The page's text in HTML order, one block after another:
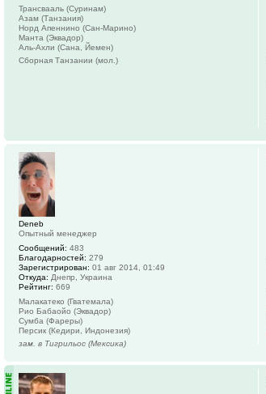
Трансвааль (Суринам)
Азам (Танзания)
Норд Апеннино (Сан-Марино)
Манта (Эквадор)
Аль-Ахли (Сана, Йемен)
Сборная Танзании (мол.)
Deneb
Опытный менеджер
Сообщений: 483
Благодарностей: 279
Зарегистрирован: 01 авг 2014, 01:49
Откуда: Днепр, Украина
Рейтинг: 669
Малакатеко (Гватемала)
Рио Бабаойо (Эквадор)
Сумба (Фареры)
Персик (Кедири, Индонезия)
зам. в Тигрильос (Мексика)